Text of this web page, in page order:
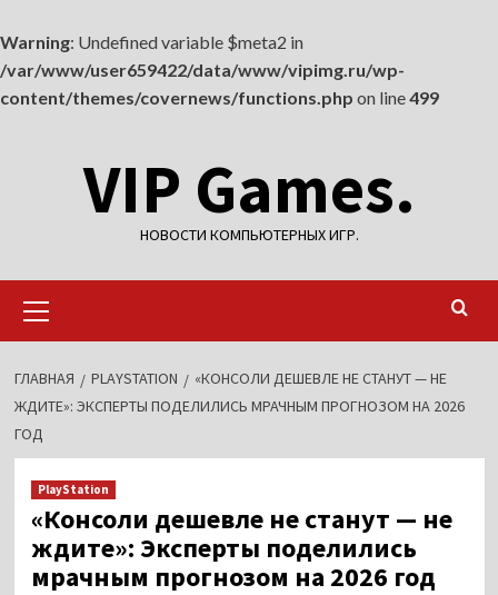
Warning: Undefined variable $meta2 in
/var/www/user659422/data/www/vipimg.ru/wp-
content/themes/covernews/functions.php on line499
содержимомуVIP Games.
НОВОСТИ КОМПЬЮТЕРНЫХ ИГР.
меню
ГЛАВНАЯ PLAYSTATION
«КОНСОЛИ ДЕШЕВЛЕ НЕ СТАНУТ — НЕ
ЖДИТЕ»: ЭКСПЕРТЫ ПОДЕЛИЛИСЬ МРАЧНЫМ ПРОГНОЗОМ НА 2026
ГОД
PlayStation
«Консоли дешевле не станут — не
ждите»: Эксперты поделились
мрачным прогнозом на 2026 год